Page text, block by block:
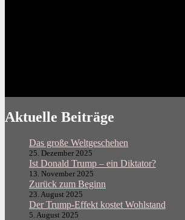
Aktuelle Beiträge
Das große Weltgeschehen
25. Dezember 2025
Ist Donald Trump – ein Diktator?
13. November 2025
Zurück zum Beginn
23. August 2025
Der Trump-Effekt kostet Wohlstand
5. August 2025